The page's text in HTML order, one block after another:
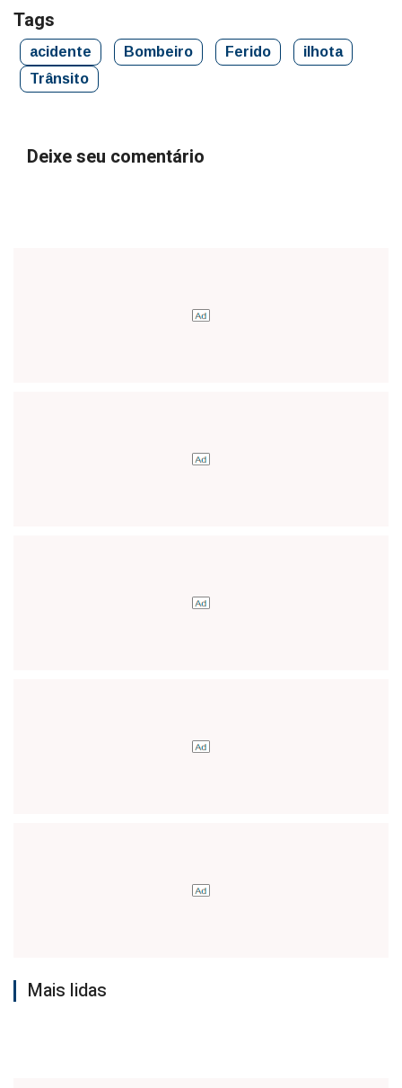
Tags
acidente Bombeiro Ferido
ilhota
Trânsito
Deixe seu comentário
Mais lidas